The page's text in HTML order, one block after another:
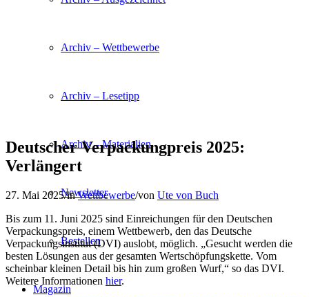
Archiv – Wettbewerbe
Archiv – Lesetipp
Archiv – Materialien
Newsletter
Bestellen
Magazin
Deutscher Verpackungpreis 2025:
Verlängert
27. Mai 2025/inWettbewerbe/von Ute von Buch
Bis zum 11. Juni 2025 sind Einreichungen für den Deutschen
Verpackungspreis, einem Wettbewerb, den das Deutsche
Verpackungsinstitut (DVI) auslobt, möglich. „Gesucht werden die
besten Lösungen aus der gesamten Wertschöpfungskette. Vom
scheinbar kleinen Detail bis hin zum großen Wurf,“ so das DVI.
Weitere Informationen hier.